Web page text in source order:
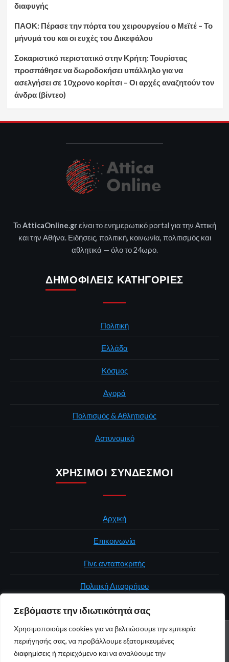
Σεβόμαστε την ιδιωτικότητά σας
Χρησιμοποιούμε cookies για να βελτιώσουμε την εμπειρία
περιήγησής σας, να προβάλλουμε εξατομικευμένες
διαφημίσεις ή περιεχόμενο και να αναλύουμε την
διαφυγής
ΠΑΟΚ: Πέρασε την πόρτα του χειρουργείου ο Μεϊτέ – Το
μήνυμά του και οι ευχές του Δικεφάλου
Σοκαριστικό περιστατικό στην Κρήτη: Τουρίστας
προσπάθησε να δωροδοκήσει υπάλληλο για να
ασελγήσει σε 10χρονο κορίτσι – Οι αρχές αναζητούν τον
άνδρα (βίντεο)
ΤοAtticaOnline.grείναι το ενημερωτικό portal για την Αττική
και την Αθήνα. Ειδήσεις, πολιτική, κοινωνία, πολιτισμός και
αθλητικά — όλο το 24ωρο.
ΔΗΜΟΦΙΛΕΊΣ ΚΑΤΗΓΟΡΊΕΣ
Πολιτική
Ελλάδα
Κόσμος
Αγορά
Πολιτισμός & Αθλητισμός
Αστυνομικό
ΧΡΉΣΙΜΟΙ ΣΎΝΔΕΣΜΟΙ
Αρχική
Επικοινωνία
Γίνε ανταποκριτής
Πολιτική Απορρήτου
ΑΡΧΙΚΉ ΠΟΛΙΤΙΚΉ ΕΛΛΆΔΑ ΚΌΣΜΟΣ
ΕΠΙΚΟΙΝΩΝΊΑ